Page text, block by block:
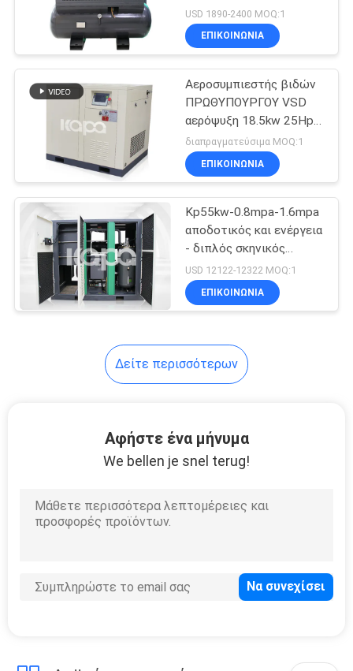
USD 1890-2400 MOQ:1
ΕΠΙΚΟΙΝΩΝΊΑ
Αεροσυμπιεστής βιδών
ΠΡΩΘΥΠΟΥΡΓΟΥ VSD
αερόψυξη 18.5kw 25Hp
2.85m3/Min VSD
διαπραγματεύσιμα MOQ:1
ΕΠΙΚΟΙΝΩΝΊΑ
Kp55kw-0.8mpa-1.6mpa
αποδοτικός και ενέργεια
- διπλός σκηνικός
αεροσυμπιεστής
αποταμίευσης
USD 12122-12322 MOQ:1
ΕΠΙΚΟΙΝΩΝΊΑ
Δείτε περισσότερων
Αφήστε ένα μήνυμα
We bellen je snel terug!